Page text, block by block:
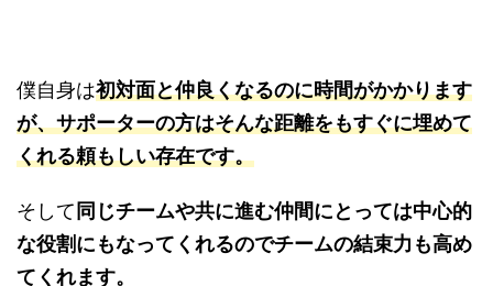
僕自身は初対面と仲良くなるのに時間がかかります
が、サポーターの方はそんな距離をもすぐに埋めて
くれる頼もしい存在です。
そして 同じチームや共に進む仲間にとっては中心的
な役割にもなってくれるのでチームの結束力も高め
てくれます。